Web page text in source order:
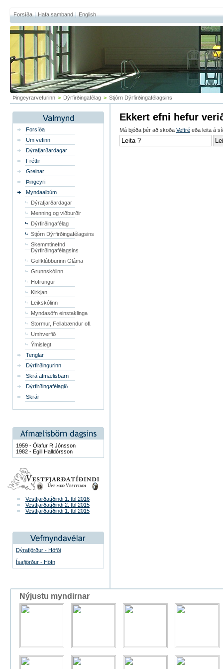
Forsíða Hafa samband English
Þingeyrarvefurinn > Dýrfirðingafélag > Stjórn Dýrfirðingafélagsins
Forsíða
Um vefinn
Dýrafjarðardagar
Fréttir
Greinar
Þingeyri
Myndaalbúm
Dýrafjarðardagar
Menning og viðburðir
Dýrfirðingafélag
Stjórn Dýrfirðingafélagsins
Skemmtinefnd
Dýrfirðingafélagsins
Golfklúbburinn Gláma
Grunnskólinn
Höfrungur
Kirkjan
Leikskólinn
Myndasöfn einstaklinga
Stormur, Fellabændur ofl.
Umhverfið
Ýmislegt
Tenglar
Dýrfirðingurinn
Skrá afmælisbarn
Dýrfirðingafélagið
Skrár
1959 - Ólafur R Jónsson
1982 - Egill Halldórsson
Vestfjarðatíðindi 1. tbl 2016
Vestfjarðatíðindi 2. tbl 2015
Vestfjarðatíðindi 1. tbl 2015
Dýrafjörður - Höfði
Ísafjörður - Höfn
Ekkert efni hefur
Má bjóða þér að skoða Veftré eða leita á
Nýjustu myndirnar